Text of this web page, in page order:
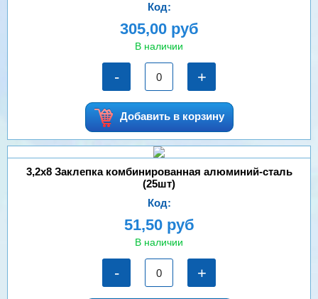
Код:
305,00 руб
В наличии
- +
Добавить в корзину
3,2х8 Заклепка комбинированная алюминий-сталь
(25шт)
Код:
51,50 руб
В наличии
- +